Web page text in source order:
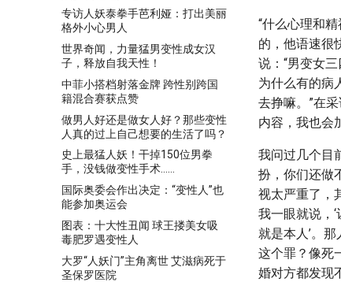
专访人妖泰拳手芭利娅：打出美丽
格外小心男人
世界奇闻，力量猛男变性成女汉
子，释放自我天性！
中菲小搭档射落金牌 跨性别跨国
籍混合赛获点赞
做男人好还是做女人好？那些变性
人真的过上自己想要的生活了吗？
史上最猛人妖！干掉150位男拳
手，没钱做变性手术……
国际奥委会作出决定：“变性人”也
能参加奥运会
图表：十大性丑闻 球王搂美女吸
毒肥罗遇变性人
大罗“人妖门”主角离世 艾滋病死于
圣保罗医院
“什么心理和
的，他语速很
说：“男变女
为什么有的病
去挣嘛。”在
内容，我也会
我问过几个目
扮，你们还做
视太严重了，
我一眼就说，
就是本人’。
这个罪？像死
婚对方都发现